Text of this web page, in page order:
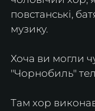
повстанські,
музику.
Хоча ви могли
"Чорнобиль"
Там хор